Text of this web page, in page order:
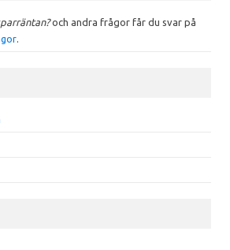
och andra frågor får du svar på
.